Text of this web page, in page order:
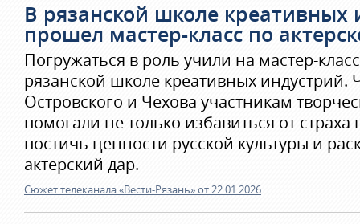
В рязанской школе креативных
прошел мастер-класс по
Погружаться в роль учили на мастер-
рязанской школе креативных индустрий.
Островского и Чехова участникам
помогали не только избавиться от
постичь ценности русской культуры и
актерский дар.
Сюжет телеканала «Вести-Рязань» от 22.01.2026